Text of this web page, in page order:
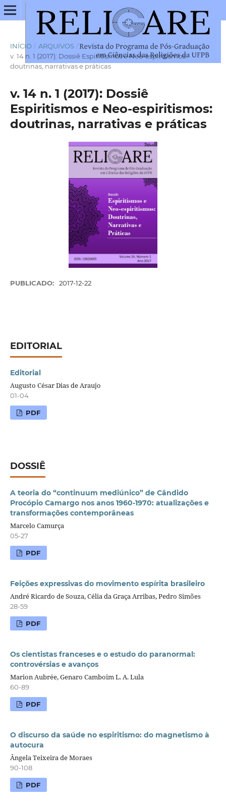
INÍCIO / ARQUIVOS /
v. 14 n. 1 (2017): Dossiê Espiritismos e Neo-espiritismos:
doutrinas, narrativas e práticas
v. 14 n. 1 (2017): Dossiê
Espiritismos e Neo-espiritismos:
doutrinas, narrativas e práticas
PUBLICADO: 2017-12-22
EDITORIAL
Editorial
Augusto César Dias de Araujo
01-04
PDF
DOSSIÊ
A teoria do “continuum mediúnico” de Cândido
Procópio Camargo nos anos 1960-1970: atualizações e
transformações contemporâneas
Marcelo Camurça
05-27
PDF
Feições expressivas do movimento espírita brasileiro
André Ricardo de Souza, Célia da Graça Arribas, Pedro Simões
28-59
PDF
Os cientistas franceses e o estudo do paranormal:
controvérsias e avanços
Marion Aubrée, Genaro Camboim L. A. Lula
60-89
PDF
O discurso da saúde no espiritismo: do magnetismo à
autocura
Ângela Teixeira de Moraes
90-108
PDF